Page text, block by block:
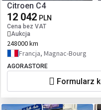
Citroen C4
12 042 PLN
Cena bez VAT
Aukcja
248000 km
Francja, Magnac-Bourg
AGORASTORE
Formularz